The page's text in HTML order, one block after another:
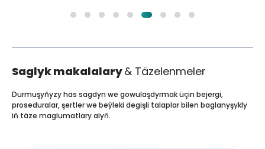
Saglyk makalalary& Täzelenmeler
Durmuşyňyzy has sagdyn we gowulaşdyrmak üçin bejergi,
proseduralar, şertler we beýleki degişli talaplar bilen baglanyşykly
iň täze maglumatlary alyň.